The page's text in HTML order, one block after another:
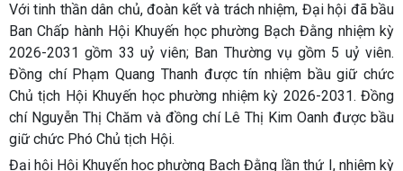
Với tinh thần dân chủ, đoàn kết và trách nhiệm, Đại hội đã bầu
Ban Chấp hành Hội Khuyến học phường Bạch Đằng nhiệm kỳ
2026-2031 gồm 33 uỷ viên; Ban Thường vụ gồm 5 uỷ viên.
Đồng chí Phạm Quang Thanh được tín nhiệm bầu giữ chức
Chủ tịch Hội Khuyến học phường nhiệm kỳ 2026-2031. Đồng
chí Nguyễn Thị Chăm và đồng chí Lê Thị Kim Oanh được bầu
giữ chức Phó Chủ tịch Hội.
Đại hội Hội Khuyến học phường Bạch Đằng lần thứ I, nhiệm kỳ